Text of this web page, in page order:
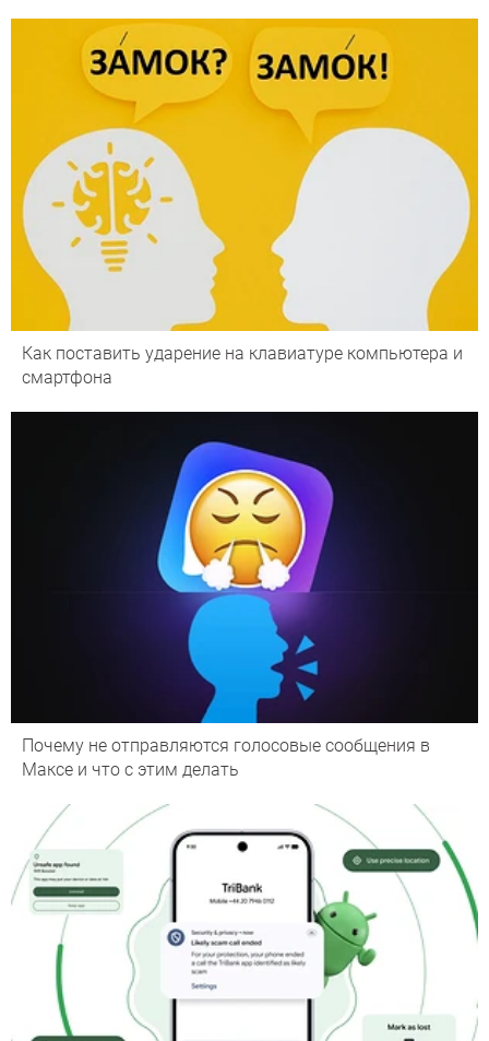
Как поставить ударение на клавиатуре компьютера и
смартфона
Почему не отправляются голосовые сообщения в
Максе и что с этим делать